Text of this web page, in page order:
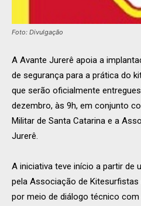
Foto: Divulgação
A Avante Jurerê apoia a
de segurança para a prática do
que serão oficialmente
dezembro, às 9h, em conjunto
Militar de Santa Catarina e a
Jurerê.
A iniciativa teve início a partir de
pela Associação de
por meio de diálogo técnico